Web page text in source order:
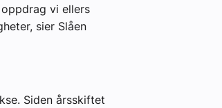
vi ellers
sier Slåen
Siden årsskiftet